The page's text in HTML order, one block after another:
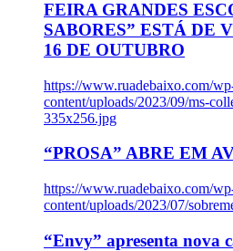
FEIRA GRANDES
SABORES” ESTÁ DE
16 DE OUTUBRO
https://www.ruadebaixo.com/
content/uploads/2023/09/ms-
335x256.jpg
“PROSA” ABRE EM
https://www.ruadebaixo.com/
content/uploads/2023/07/
“Envy” apresenta nova